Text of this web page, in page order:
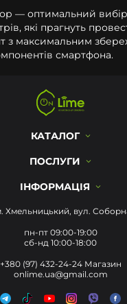
— оптимальний вибір
які прагнуть
з максимальним
смартфона.
КАТАЛОГ
ПОСЛУГИ
ІНФОРМАЦІЯ
Хмельницький, вул.
пн-пт 09:00-19:00
сб-нд 10:00-18:00
+380 (97) 432-24-24 Магазин
onlime.ua@gmail.com